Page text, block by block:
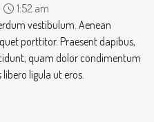
1:52 am
vestibulum. Aenean
porttitor. Praesent dapibus,
quam dolor condimentum
ligula ut eros.